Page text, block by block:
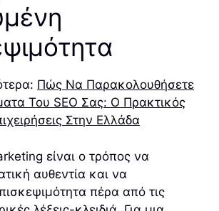
Πώς Να Παρακολουθήσετε
Του SEO Σας: Ο Πρακτικός
Στην Ελλάδα
είναι ο τρόπος να
αυθεντία και να
πέρα από τις